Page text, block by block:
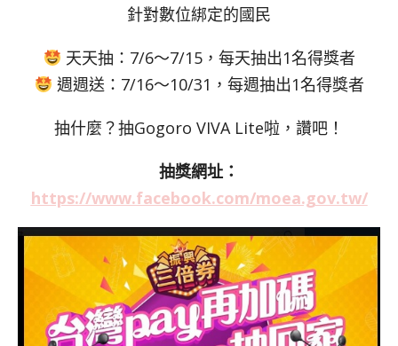
針對數位綁定的國民
天天抽：7/6～7/15，每天抽出1名得獎者
週週送：7/16～10/31，每週抽出1名得獎者
抽什麼？抽Gogoro VIVA Lite啦，讚吧！
抽獎網址：
https://www.facebook.com/moea.gov.tw/